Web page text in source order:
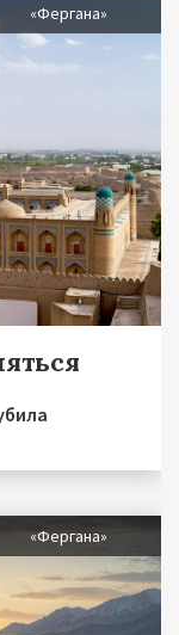
«Фергана»
«Фергана»